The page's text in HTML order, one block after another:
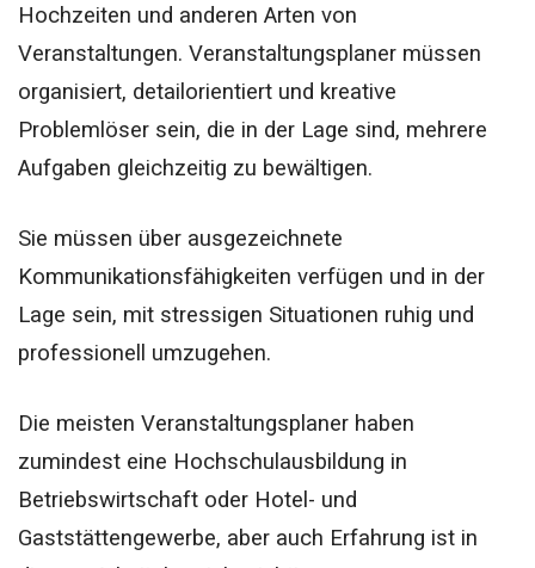
Hochzeiten und anderen Arten von
Veranstaltungen. Veranstaltungsplaner müssen
organisiert, detailorientiert und kreative
Problemlöser sein, die in der Lage sind, mehrere
Aufgaben gleichzeitig zu bewältigen.
Sie müssen über ausgezeichnete
Kommunikationsfähigkeiten verfügen und in der
Lage sein, mit stressigen Situationen ruhig und
professionell umzugehen.
Die meisten Veranstaltungsplaner haben
zumindest eine Hochschulausbildung in
Betriebswirtschaft oder Hotel- und
Gaststättengewerbe, aber auch Erfahrung ist in